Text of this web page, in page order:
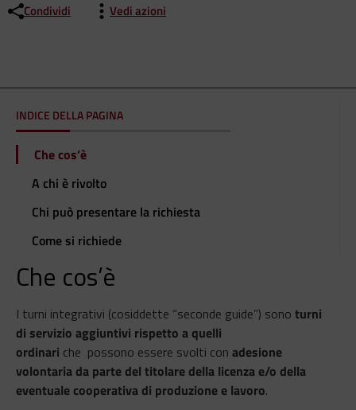
Condividi Vedi azioni
INDICE DELLA PAGINA
Che cos’è
A chi è rivolto
Chi può presentare la richiesta
Come si richiede
Che cos’è
I turni integrativi (cosiddette “seconde guide”) sono turni
di servizio aggiuntivi rispetto a quelli
ordinari che possono essere svolti con adesione
volontaria da parte del titolare della licenza e/o della
eventuale cooperativa di produzione e lavoro.